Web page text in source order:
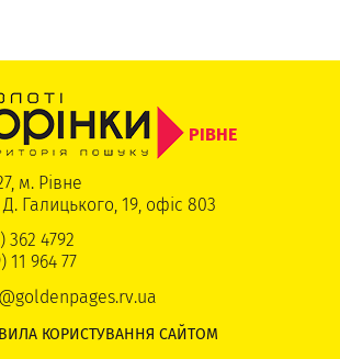
РІВНЕ
м. Рівне
Д. Галицького, 19, офіс 803
362 4792
11 964 77
КОРИСТУВАННЯ САЙТОМ